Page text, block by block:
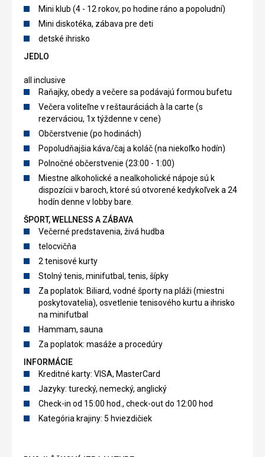
Mini klub (4 - 12 rokov, po hodine ráno a popoludní)
Mini diskotéka, zábava pre deti
detské ihrisko
JEDLO
all inclusive
Raňajky, obedy a večere sa podávajú formou bufetu
Večera voliteľne v reštauráciách à la carte (s
rezerváciou, 1x týždenne v cene)
Občerstvenie (po hodinách)
Popoludňajšia káva/čaj a koláč (na niekoľko hodín)
Polnočné občerstvenie (23:00 - 1:00)
Miestne alkoholické a nealkoholické nápoje sú k
dispozícii v baroch, ktoré sú otvorené kedykoľvek a 24
hodín denne v lobby bare.
ŠPORT, WELLNESS A ZÁBAVA
Večerné predstavenia, živá hudba
telocvičňa
2 tenisové kurty
Stolný tenis, minifutbal, tenis, šípky
Za poplatok: Biliard, vodné športy na pláži (miestni
poskytovatelia), osvetlenie tenisového kurtu a ihrisko
na minifutbal
Hammam, sauna
Za poplatok: masáže a procedúry
INFORMÁCIE
Kreditné karty: VISA, MasterCard
Jazyky: turecký, nemecký, anglický
Check-in od 15:00 hod., check-out do 12:00 hod
Kategória krajiny: 5 hviezdičiek